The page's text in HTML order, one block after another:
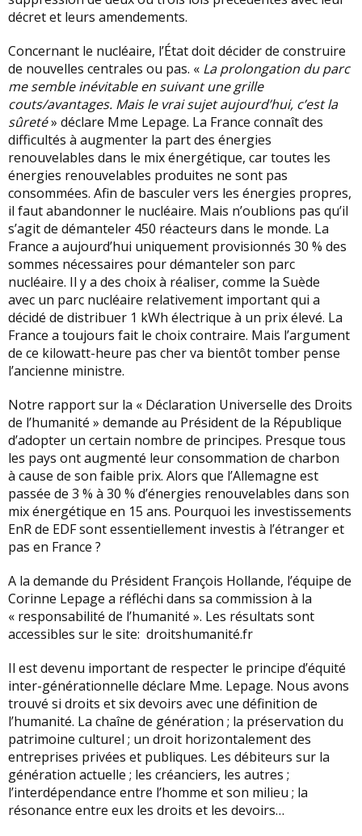
décret et leurs amendements.
Concernant le nucléaire, l’État doit décider de construire
de nouvelles centrales ou pas. « La prolongation du parc
me semble inévitable en suivant une grille
couts/avantages. Mais le vrai sujet aujourd’hui, c’est la
sûreté» déclare Mme Lepage. La France connaît des
difficultés à augmenter la part des énergies
renouvelables dans le mix énergétique, car toutes les
énergies renouvelables produites ne sont pas
consommées. Afin de basculer vers les énergies propres,
il faut abandonner le nucléaire. Mais n’oublions pas qu’il
s’agit de démanteler 450 réacteurs dans le monde. La
France a aujourd’hui uniquement provisionnés 30 % des
sommes nécessaires pour démanteler son parc
nucléaire. Il y a des choix à réaliser, comme la Suède
avec un parc nucléaire relativement important qui a
décidé de distribuer 1 kWh électrique à un prix élevé. La
France a toujours fait le choix contraire. Mais l’argument
de ce kilowatt-heure pas cher va bientôt tomber pense
l’ancienne ministre.
Notre rapport sur la « Déclaration Universelle des Droits
de l’humanité » demande au Président de la République
d’adopter un certain nombre de principes. Presque tous
les pays ont augmenté leur consommation de charbon
à cause de son faible prix. Alors que l’Allemagne est
passée de 3 % à 30 % d’énergies renouvelables dans son
mix énergétique en 15 ans. Pourquoi les investissements
EnR de EDF sont essentiellement investis à l’étranger et
pas en France ?
A la demande du Président François Hollande, l’équipe de
Corinne Lepage a réfléchi dans sa commission à la
« responsabilité de l’humanité ». Les résultats sont
accessibles sur le site: droitshumanité.fr
Il est devenu important de respecter le principe d’équité
inter-générationnelle déclare Mme. Lepage. Nous avons
trouvé si droits et six devoirs avec une définition de
l’humanité. La chaîne de génération ; la préservation du
patrimoine culturel ; un droit horizontalement des
entreprises privées et publiques. Les débiteurs sur la
génération actuelle ; les créanciers, les autres ;
l’interdépendance entre l’homme et son milieu ; la
résonance entre eux les droits et les devoirs…